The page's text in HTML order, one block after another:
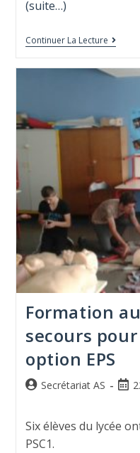
(suite…)
Continuer La Lecture
Formation
secours
option EPS
Secrétariat AS
Six élèves du lycée
PSC1.